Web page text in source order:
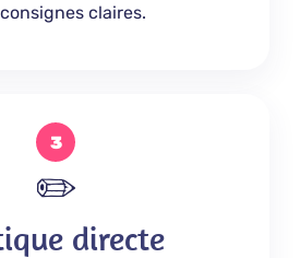
claires.
3
✏️
directe